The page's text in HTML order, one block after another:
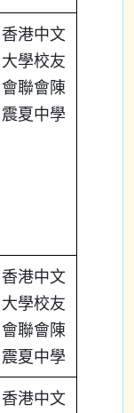
香港中文
大學校友
會聯會陳
震夏中學
香港中文
大學校友
會聯會陳
震夏中學
香港中文